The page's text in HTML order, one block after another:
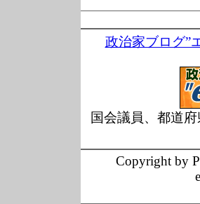
政治家ブログ”
国会議員、都道
Copyright by